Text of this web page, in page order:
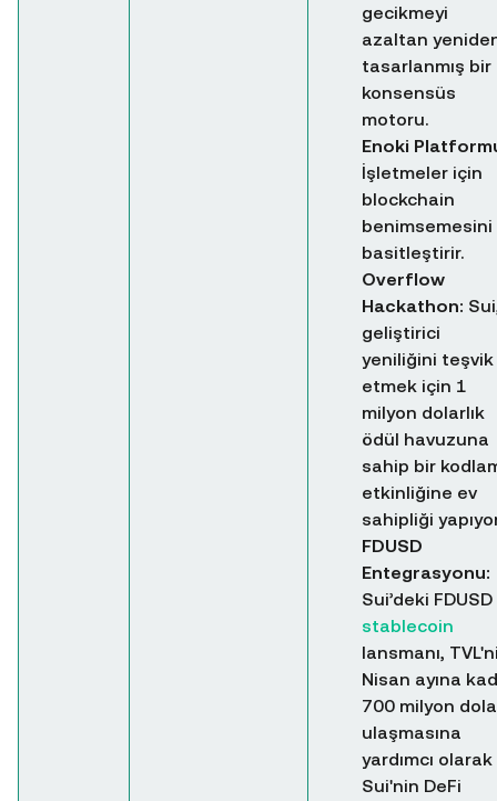
gecikmeyi
azaltan
tasarlanmış bir
konsensüs
motoru.
Enoki
İşletmeler için
blockchain
benimsemesini
basitleştirir.
Overflow
Hackathon:
geliştirici
yeniliğini teşvik
etmek için 1
milyon dolarlık
ödül havuzuna
sahip bir
etkinliğine ev
sahipliği
FDUSD
Entegrasyonu:
Sui’deki FDUSD
stablecoin
lansmanı,
Nisan ayına
700 milyon
ulaşmasına
yardımcı olarak
Sui'nin DeFi